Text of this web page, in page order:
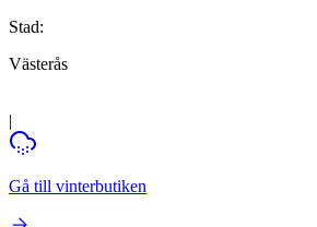
Stad:
Västerås
|
Gå till vinterbutiken